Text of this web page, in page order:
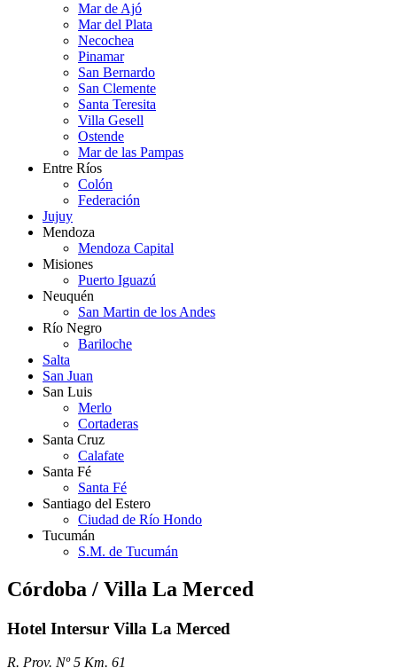
Mar de Ajó
Mar del Plata
Necochea
Pinamar
San Bernardo
San Clemente
Santa Teresita
Villa Gesell
Ostende
Mar de las Pampas
Entre Ríos
Colón
Federación
Jujuy
Mendoza
Mendoza Capital
Misiones
Puerto Iguazú
Neuquén
San Martin de los Andes
Río Negro
Bariloche
Salta
San Juan
San Luis
Merlo
Cortaderas
Santa Cruz
Calafate
Santa Fé
Santa Fé
Santiago del Estero
Ciudad de Río Hondo
Tucumán
S.M. de Tucumán
Córdoba / Villa La Merced
Hotel Intersur Villa La Merced
R. Prov. Nº 5 Km. 61